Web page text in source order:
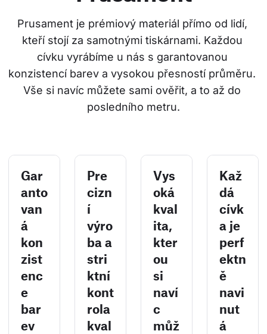
Prusament je prémiový materiál přímo od lidí,
kteří stojí za samotnými tiskárnami. Každou
cívku vyrábíme u nás s garantovanou
konzistencí barev a vysokou přesností průměru.
Vše si navíc můžete sami ověřit, a to až do
posledního metru.
Gar
anto
van
á
kon
zist
enc
e
bar
ev
Pre
cizn
í
výro
ba a
stri
ktní
kont
rola
kval
Vys
oká
kval
ita,
kter
ou
si
naví
c
můž
Kaž
dá
cívk
a je
perf
ektn
ě
navi
nut
á